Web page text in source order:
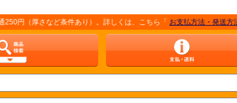
さなど条件あり）。詳しくは、こちら「 お支払方法・発送方法・送料